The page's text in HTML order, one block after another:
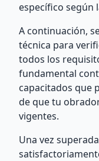
específico según
A continuación,
técnica para
todos los
fundamental
capacitados que
de que tu
vigentes.
Una vez